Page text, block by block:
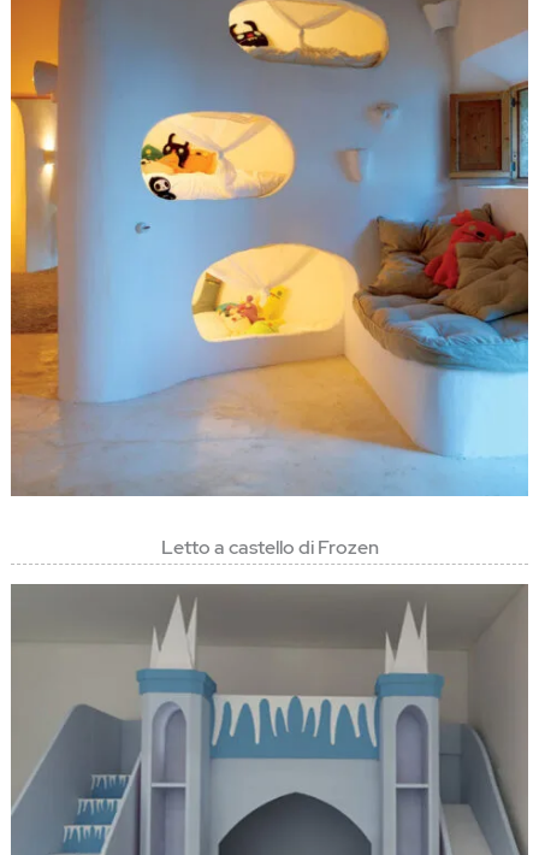
Letto a castello di Frozen